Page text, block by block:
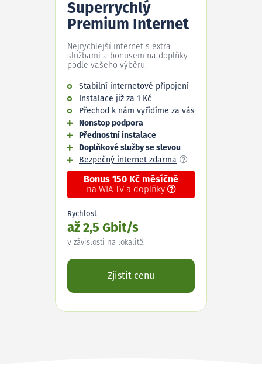
Superrychlý
Premium Internet
Nejrychlejší internet s extra
službami a bonusem na doplňky
podle vašeho výběru.
Stabilní internetové připojení
Instalace již za 1 Kč
Přechod k nám vyřídíme za vás
Nonstop podpora
Přednostní instalace
Doplňkové služby se slevou
Bezpečný internet zdarma
Bonus 150 Kč měsíčně
na WIA TV a doplňky
Rychlost
až 2,5 Gbit/s
V závislosti na lokalitě.
Zjistit cenu